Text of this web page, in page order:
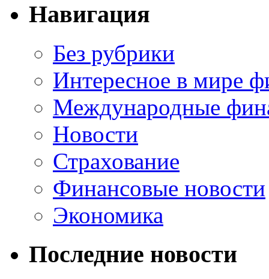
Навигация
Без рубрики
Интересное в мире
Международные
Новости
Страхование
Финансовые новости
Экономика
Последние новости